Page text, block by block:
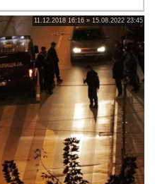
11.12.2018 16:16 » 15.08.2022 23:45